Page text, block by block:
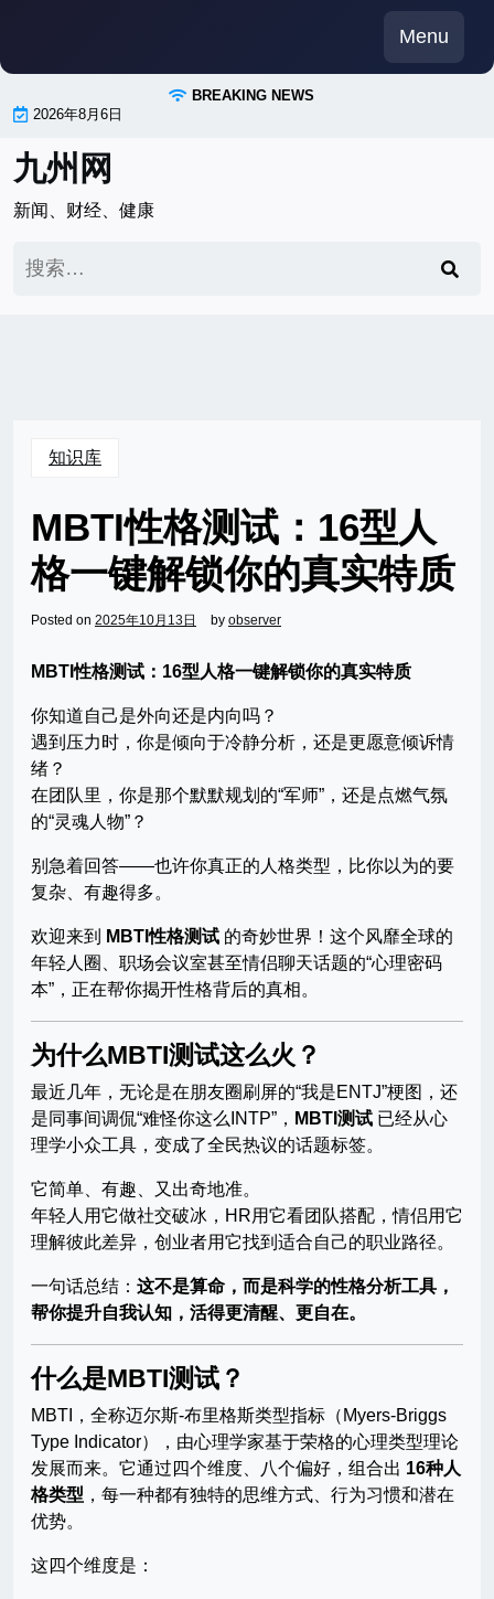
content
Menu
BREAKING NEWS
2026年8月6日
九州网
新闻、财经、健康
索：
知识库
MBTI性格测试：16型人
格一键解锁你的真实特质
Posted on 2025年10月13日 by observer
MBTI性格测试：16型人格一键解锁你的真实特质
你知道自己是外向还是内向吗？
遇到压力时，你是倾向于冷静分析，还是更愿意倾诉情
绪？
在团队里，你是那个默默规划的“军师”，还是点燃气氛
的“灵魂人物”？
别急着回答——也许你真正的人格类型，比你以为的要
复杂、有趣得多。
欢迎来到 MBTI性格测试 的奇妙世界！这个风靡全球的
年轻人圈、职场会议室甚至情侣聊天话题的“心理密码
本”，正在帮你揭开性格背后的真相。
为什么MBTI测试这么火？
最近几年，无论是在朋友圈刷屏的“我是ENTJ”梗图，还
是同事间调侃“难怪你这么INTP”， MBTI测试 已经从心
理学小众工具，变成了全民热议的话题标签。
它简单、有趣、又出奇地准。
年轻人用它做社交破冰，HR用它看团队搭配，情侣用它
理解彼此差异，创业者用它找到适合自己的职业路径。
一句话总结： 这不是算命，而是科学的性格分析工具，
帮你提升自我认知，活得更清醒、更自在。
什么是MBTI测试？
MBTI，全称迈尔斯-布里格斯类型指标（Myers-Briggs
Type Indicator），由心理学家基于荣格的心理类型理论
发展而来。它通过四个维度、八个偏好，组合出 16种人
格类型 ，每一种都有独特的思维方式、行为习惯和潜在
优势。
这四个维度是：